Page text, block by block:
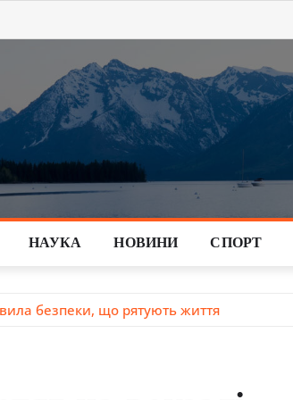
НАУКА НОВИНИ СПОРТ
безпеки, що рятують життя